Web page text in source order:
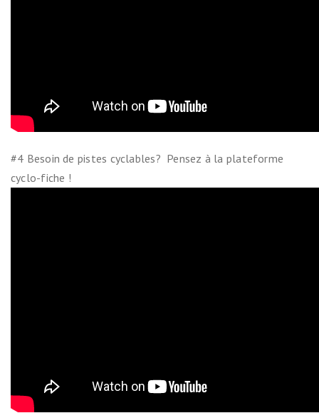
#4 Besoin de pistes cyclables? Pensez à la plateforme
cyclo-fiche !